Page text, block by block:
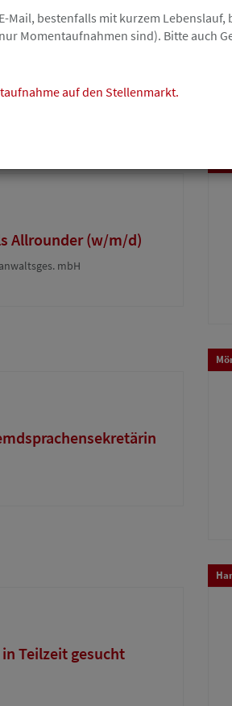
einer
Allrounder (w/m/d)
mbH
Teilzeit gesucht
Mail, bestenfalls mit kurzem Lebenslauf,
Momentaufnahmen sind). Bitte auch
auf den Stellenmarkt.